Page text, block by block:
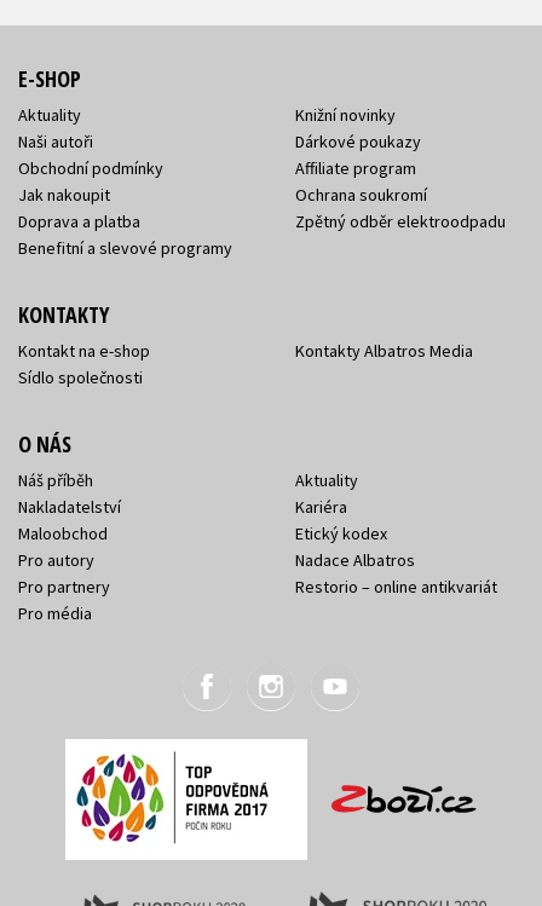
E-SHOP
Aktuality
Naši autoři
Obchodní podmínky
Jak nakoupit
Doprava a platba
Benefitní a slevové programy
Knižní novinky
Dárkové poukazy
Affiliate program
Ochrana soukromí
Zpětný odběr elektroodpadu
KONTAKTY
Kontakt na e-shop
Sídlo společnosti
Kontakty Albatros Media
O NÁS
Náš příběh
Nakladatelství
Maloobchod
Pro autory
Pro partnery
Pro média
Aktuality
Kariéra
Etický kodex
Nadace Albatros
Restorio – online antikvariát